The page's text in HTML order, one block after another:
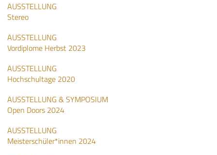
AUSSTELLUNG
Stereo
AUSSTELLUNG
Vordiplome Herbst 2023
AUSSTELLUNG
Hochschultage 2020
AUSSTELLUNG & SYMPOSIUM
Open Doors 2024
AUSSTELLUNG
Meisterschüler*innen 2024